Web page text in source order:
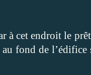
à cet endroit le
fond de